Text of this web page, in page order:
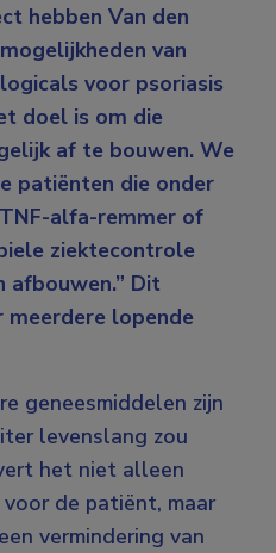
hebben Van den
van
voor psoriasis
doel is om die
af te bouwen. We
patiënten die onder
alfa-remmer of
ziektecontrole
afbouwen.” Dit
meerdere lopende
geneesmiddelen zijn
levenslang zou
het niet alleen
de patiënt, maar
vermindering van